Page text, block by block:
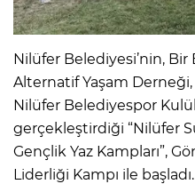
Nilüfer Belediyesi’nin,
Alternatif Yaşam
Nilüfer Belediyespor
gerçekleştirdiği “Nilüfer
Gençlik Yaz Kampları”,
Liderliği Kampı ile başladı.